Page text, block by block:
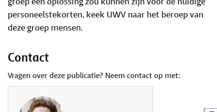
personeelstekorten, keek UWV naar het beroep van
deze groep mensen.
Contact
Vragen over deze publicatie? Neem contact op met: